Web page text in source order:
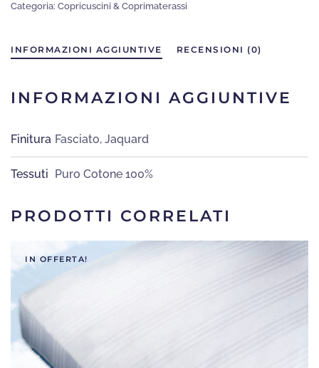
Categoria: Copricuscini & Coprimaterassi
INFORMAZIONI AGGIUNTIVE RECENSIONI (0)
INFORMAZIONI AGGIUNTIVE
Finitura Fasciato, Jaquard
Tessuti Puro Cotone 100%
PRODOTTI CORRELATI
IN OFFERTA!